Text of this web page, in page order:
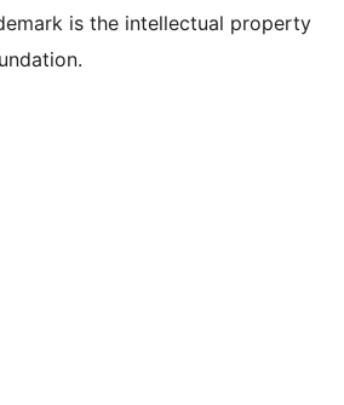
is the intellectual property